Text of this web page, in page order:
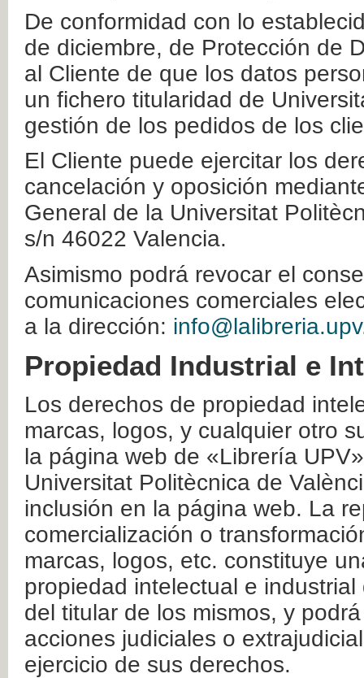
De conformidad con lo
de diciembre, de Protección de
al Cliente de que los datos
un fichero titularidad de
gestión de los pedidos de los
El Cliente puede ejercitar los
cancelación y oposición
General de la Universitat
s/n 46022 Valencia.
Asimismo podrá revocar el
comunicaciones comerciales
a la dirección:
Propiedad Industrial e
Los derechos de propiedad
marcas, logos, y cualquier otro
la página web de «Librería
Universitat Politècnica de
inclusión en la página web. La
comercialización o
marcas, logos, etc. constituye
propiedad intelectual e
del titular de los mismos, y
acciones judiciales o
ejercicio de sus derechos.